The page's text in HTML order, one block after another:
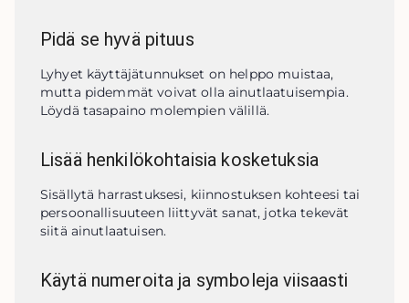
Pidä se hyvä pituus
Lyhyet käyttäjätunnukset on helppo muistaa,
mutta pidemmät voivat olla ainutlaatuisempia.
Löydä tasapaino molempien välillä.
Lisää henkilökohtaisia ​​kosketuksia
Sisällytä harrastuksesi, kiinnostuksen kohteesi tai
persoonallisuuteen liittyvät sanat, jotka tekevät
siitä ainutlaatuisen.
Käytä numeroita ja symboleja viisaasti